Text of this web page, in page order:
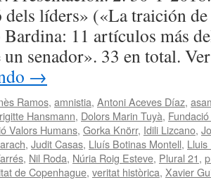
líders» («La traición
Bardina: 11 artículos más
senador». 33 en total.
→
Ramos, amnistia, Antoni Aceves Díaz,
Hansmann, Dolors Marin Tuyà,
Valors Humans, Gorka Knörr, Idili Lizcano,
, Judit Casas, Lluís Botinas Montell,
, Nil Roda, Núria Roig Esteve, Plural 21,
de Copenhague, veritat històrica, Xavier